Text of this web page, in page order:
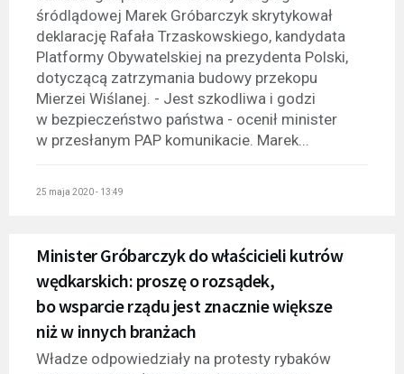
śródlądowej Marek Gróbarczyk skrytykował
deklarację Rafała Trzaskowskiego, kandydata
Platformy Obywatelskiej na prezydenta Polski,
dotyczącą zatrzymania budowy przekopu
Mierzei Wiślanej. - Jest szkodliwa i godzi
w bezpieczeństwo państwa - ocenił minister
w przesłanym PAP komunikacie. Marek...
25 maja 2020 - 13:49
Minister Gróbarczyk do właścicieli kutrów
wędkarskich: proszę o rozsądek,
bo wsparcie rządu jest znacznie większe
niż w innych branżach
Władze odpowiedziały na protesty rybaków